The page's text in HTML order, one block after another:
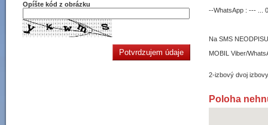
Opíšte kód z obrázku
--WhatsApp : --- ...
Na SMS
MOBIL Viber/
2-izbový dvoj
Poloha